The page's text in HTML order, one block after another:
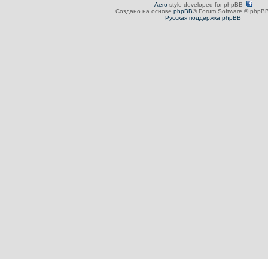
Aerostyle developed for phpBB
Создано на основе phpBB® Forum Software ©
Русская поддержка phpBB